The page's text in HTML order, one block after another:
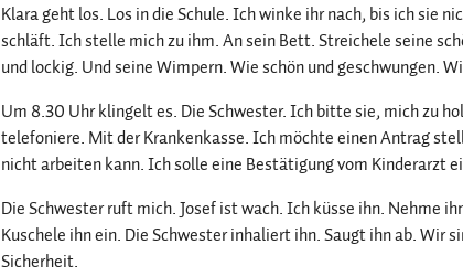
Klara geht los. Los in die Schule. Ich winke ihr nach, bis ich sie
schläft. Ich stelle mich zu ihm. An sein Bett. Streichele seine
und lockig. Und seine Wimpern. Wie schön und geschwungen.
Um 8.30 Uhr klingelt es. Die Schwester. Ich bitte sie, mich zu
telefoniere. Mit der Krankenkasse. Ich möchte einen Antrag
nicht arbeiten kann. Ich solle eine Bestätigung vom Kinderarzt
Die Schwester ruft mich. Josef ist wach. Ich küsse ihn. Nehme
Kuschele ihn ein. Die Schwester inhaliert ihn. Saugt ihn ab. Wir
Sicherheit.